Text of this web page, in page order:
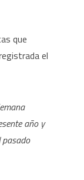
que
el
año y